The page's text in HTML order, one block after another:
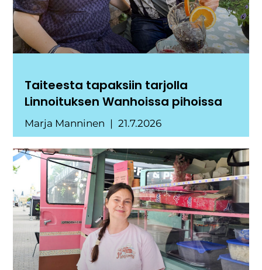
Taiteesta tapaksiin tarjolla
Linnoituksen Wanhoissa pihoissa
Marja Manninen 21.7.2026